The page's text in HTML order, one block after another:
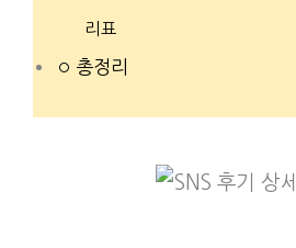
리표
총정리